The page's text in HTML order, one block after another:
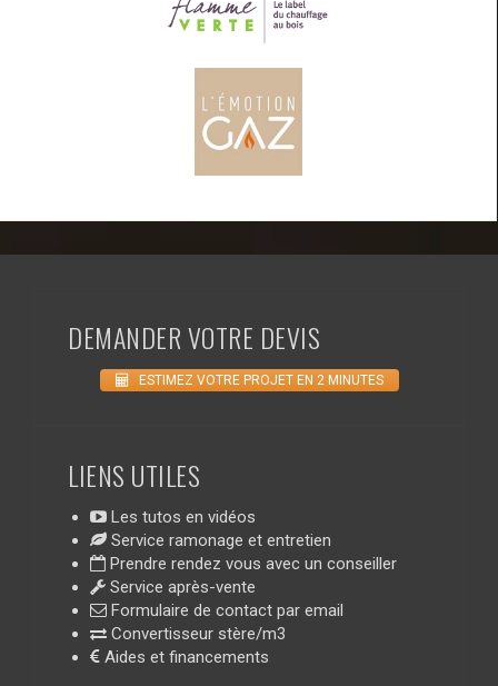
DEMANDER VOTRE DEVIS
ESTIMEZ VOTRE PROJET EN 2 MINUTES
LIENS UTILES
Les tutos en vidéos
Service ramonage et entretien
Prendre rendez vous avec un conseiller
Service après-vente
Formulaire de contact par email
Convertisseur stère/m3
Aides et financements